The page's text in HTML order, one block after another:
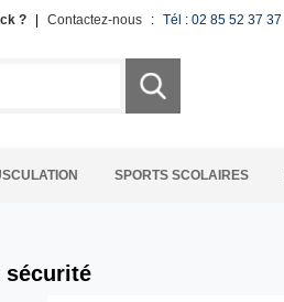
? Contactez-nous : Tél : 02 85 52 37 37
SPORTS SCOLAIRES
sécurité